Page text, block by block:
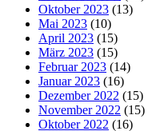
Oktober 2023 (13)
Mai 2023 (10)
April 2023 (15)
März 2023 (15)
Februar 2023 (14)
Januar 2023 (16)
Dezember 2022 (15)
November 2022 (15)
Oktober 2022 (16)